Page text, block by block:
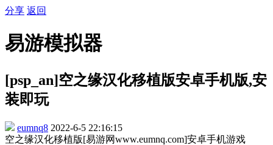
分享 返回
易游模拟器
[psp_an]空之缘汉化移植版安卓手机版,安
装即玩
eumnq8 2022-6-5 22:16:15
空之缘汉化移植版[易游网www.eumnq.com]安卓手机游戏